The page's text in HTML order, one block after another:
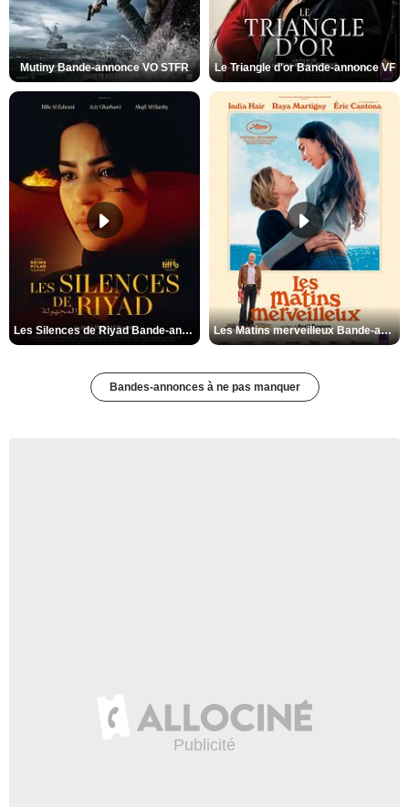
Mutiny Bande-annonce VO STFR Le Triangle d'or Bande-annonce VF
Les Silences de Riyad Bande-annonce VO STFR Les Matins merveilleux Bande-annonce VF
Bandes-annonces à ne pas manquer